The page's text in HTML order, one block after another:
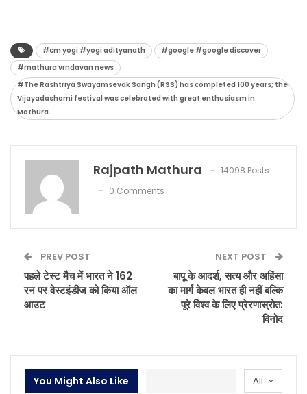
#cm yogi #yogi adityanath
#google #google discover
#mathura vrndavan news
#The Rashtriya Swayamsevak Sangh (RSS) has completed 100 years; the
Vijayadashami festival was celebrated with great enthusiasm in
Mathura.
Rajpath Mathura
14098 Posts
0 Comments
PREV POST
पहले टेस्ट मैच में भारत ने 162
रन पर वेस्टइंडीज को किया ऑल
आउट
NEXT POST
बापू के आदर्श, सत्य और अहिंसा
का मार्ग केवल भारत ही नहीं बल्कि
पूरे विश्व के लिए प्रेरणास्रोत:
विनोद
All
You Might Also Like